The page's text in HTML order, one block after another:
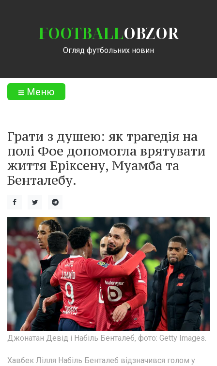
FOOTBALLOBZOR
Огляд футбольних новин
Меню
Грати з душею: як трагедія на
полі Фое допомогла врятувати
життя Еріксену, Муамба та
Бенталебу.
Джонатан Девід і Набіль Бенталеб, фото: Getty Images.
Хавбек Лілля Набіль Бенталеб відзначився голом у